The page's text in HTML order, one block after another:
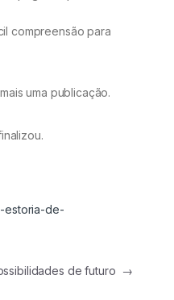
compreensão para
uma publicação.
estoria-de-
de futuro →